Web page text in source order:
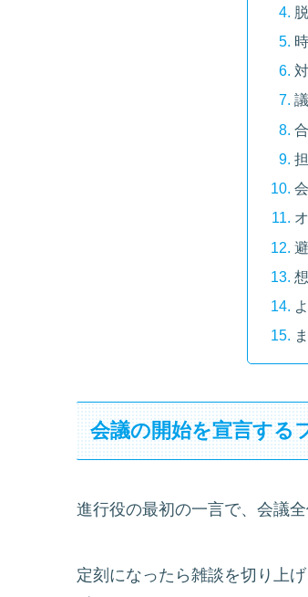
会議の開始を宣言する
進行役の最初の一言で、会議
定刻になったら雑談を切り上